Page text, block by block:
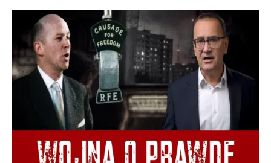
Historyczne fikołki zagranicznego obserwatora dziejów